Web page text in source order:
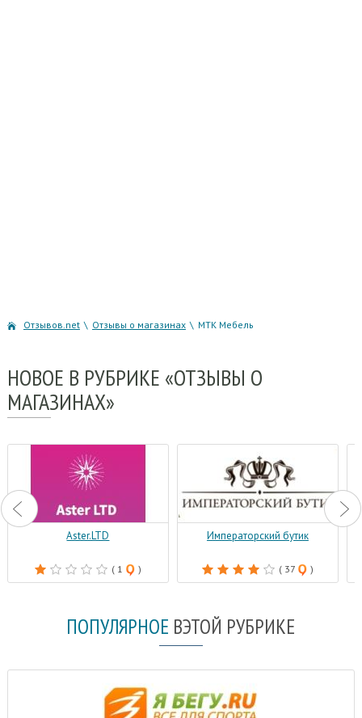
Отзывов.net \ Отзывы о магазинах \ МТК Мебель
НОВОЕ В РУБРИКЕ «ОТЗЫВЫ О
МАГАЗИНАХ»
Aster.LTD
( 1 )
Императорский бутик
( 37 )
ПОПУЛЯРНОЕ ВЭТОЙ РУБРИКЕ